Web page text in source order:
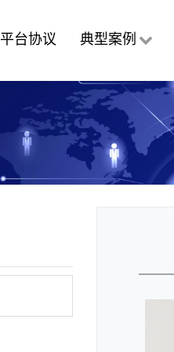
平台协议 典型案例